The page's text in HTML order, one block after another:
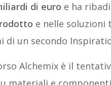
di euro e ha
e nelle soluzioni
di un secondo
Alchemix è il